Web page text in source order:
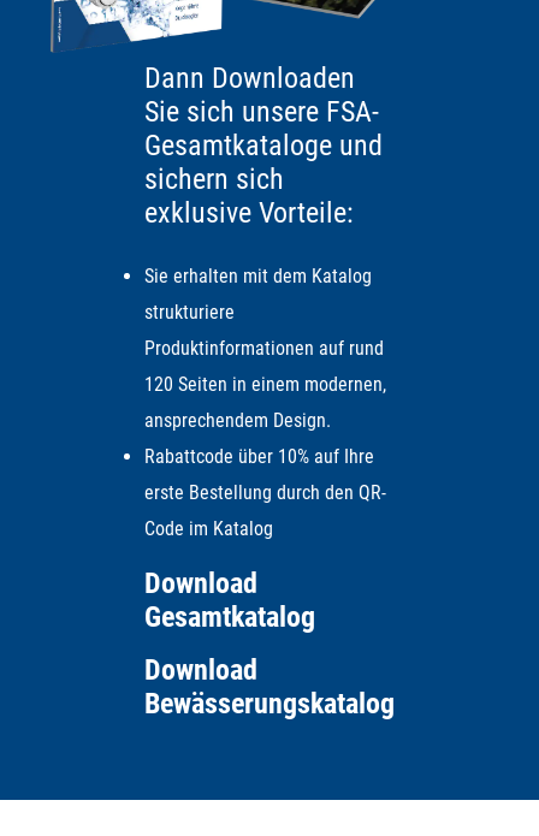
Dann Downloaden
Sie sich unsere FSA-
Gesamtkataloge und
sichern sich
exklusive Vorteile:
Sie erhalten mit dem Katalog
strukturiere
Produktinformationen auf rund
120 Seiten in einem modernen,
ansprechendem Design.
Rabattcode über 10% auf Ihre
erste Bestellung durch den QR-
Code im Katalog
Download
Gesamtkatalog
Download
Bewässerungskatalog